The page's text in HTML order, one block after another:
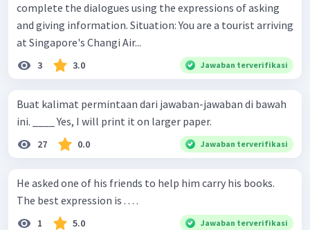
complete the dialogues using the expressions of asking
and giving information. Situation: You are a tourist arriving
at Singapore's Changi Air...
3 3.0 Jawaban terverifikasi
Buat kalimat permintaan dari jawaban-jawaban di bawah
ini. ____ Yes, I will print it on larger paper.
27 0.0 Jawaban terverifikasi
He asked one of his friends to help him carry his books.
The best expression is . . . .
1 5.0 Jawaban terverifikasi